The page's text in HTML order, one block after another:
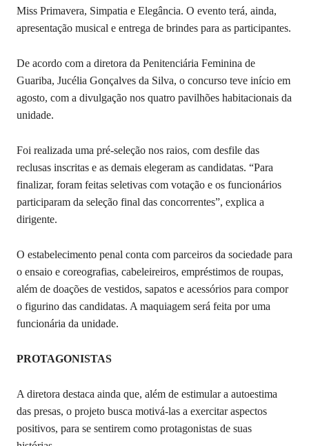
Miss Primavera, Simpatia e Elegância. O evento terá, ainda,
apresentação musical e entrega de brindes para as participantes.
De acordo com a diretora da Penitenciária Feminina de
Guariba, Jucélia Gonçalves da Silva, o concurso teve início em
agosto, com a divulgação nos quatro pavilhões habitacionais da
unidade.
Foi realizada uma pré-seleção nos raios, com desfile das
reclusas inscritas e as demais elegeram as candidatas. “Para
finalizar, foram feitas seletivas com votação e os funcionários
participaram da seleção final das concorrentes”, explica a
dirigente.
O estabelecimento penal conta com parceiros da sociedade para
o ensaio e coreografias, cabeleireiros, empréstimos de roupas,
além de doações de vestidos, sapatos e acessórios para compor
o figurino das candidatas. A maquiagem será feita por uma
funcionária da unidade.
PROTAGONISTAS
A diretora destaca ainda que, além de estimular a autoestima
das presas, o projeto busca motivá-las a exercitar aspectos
positivos, para se sentirem como protagonistas de suas